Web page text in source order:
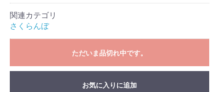
関連カテゴリ
さくらんぼ
ただいま品切れ中です。
お気に入りに追加